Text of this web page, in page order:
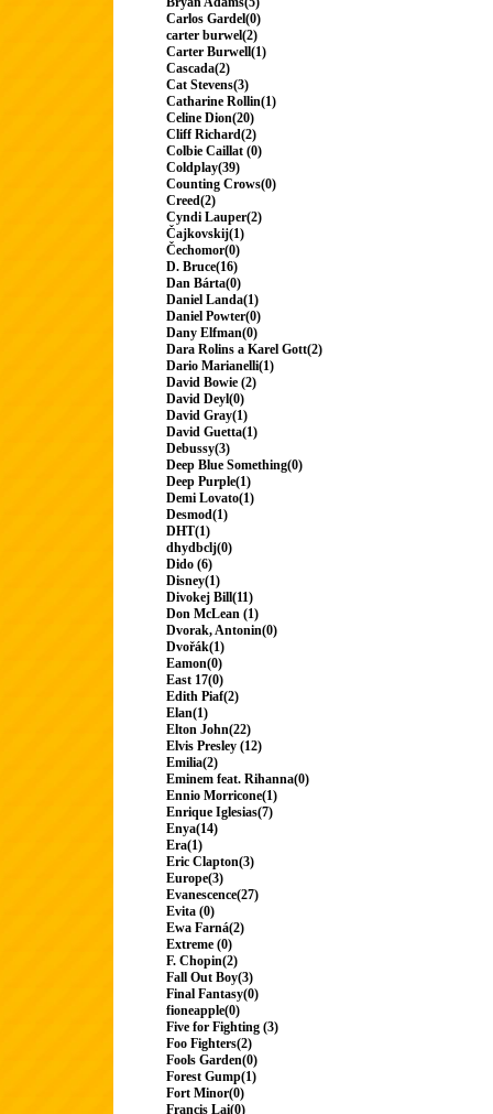
Carlos Gardel(0)
carter burwel(2)
Carter Burwell(1)
Cascada(2)
Cat Stevens(3)
Catharine Rollin(1)
Celine Dion(20)
Cliff Richard(2)
Colbie Caillat (0)
Coldplay(39)
Counting Crows(0)
Creed(2)
Cyndi Lauper(2)
Čajkovskij(1)
Čechomor(0)
D. Bruce(16)
Dan Bárta(0)
Daniel Landa(1)
Daniel Powter(0)
Dany Elfman(0)
Dara Rolins a Karel Gott(2)
Dario Marianelli(1)
David Bowie (2)
David Deyl(0)
David Gray(1)
David Guetta(1)
Debussy(3)
Deep Blue Something(0)
Deep Purple(1)
Demi Lovato(1)
Desmod(1)
DHT(1)
dhydbclj(0)
Dido (6)
Disney(1)
Divokej Bill(11)
Don McLean (1)
Dvorak, Antonin(0)
Dvořák(1)
Eamon(0)
East 17(0)
Edith Piaf(2)
Elan(1)
Elton John(22)
Elvis Presley (12)
Emilia(2)
Eminem feat. Rihanna(0)
Ennio Morricone(1)
Enrique Iglesias(7)
Enya(14)
Era(1)
Eric Clapton(3)
Europe(3)
Evanescence(27)
Evita (0)
Ewa Farná(2)
Extreme (0)
F. Chopin(2)
Fall Out Boy(3)
Final Fantasy(0)
fioneapple(0)
Five for Fighting (3)
Foo Fighters(2)
Fools Garden(0)
Forest Gump(1)
Fort Minor(0)
Francis Lai(0)